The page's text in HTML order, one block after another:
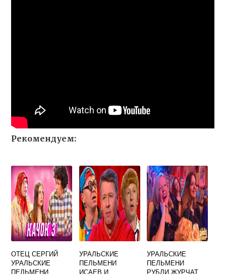
Рекомендуем:
ОТЕЦ СЕРГИЙ
УРАЛЬСКИЕ
ПЕЛЬМЕНИ
УРАЛЬСКИЕ
ПЕЛЬМЕНИ
ИСАЕВ И
УРАЛЬСКИЕ
ПЕЛЬМЕНИ
РУБЛИ ЖУРЧАТ